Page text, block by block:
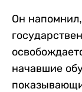
Он
начавшие